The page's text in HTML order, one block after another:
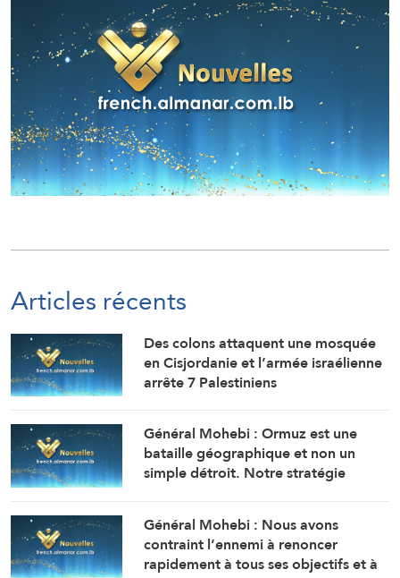
Articles récents
Des colons attaquent une mosquée
en Cisjordanie et l’armée israélienne
arrête 7 Palestiniens
Général Mohebi : Ormuz est une
bataille géographique et non un
simple détroit. Notre stratégie
contrôle jusqu’à ce que l’ennemi
accepte toutes nos conditions.
Général Mohebi : Nous avons
contraint l’ennemi à renoncer
rapidement à tous ses objectifs et à